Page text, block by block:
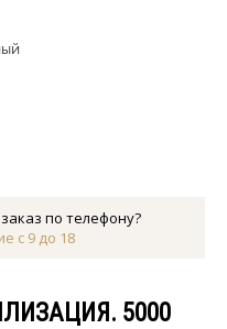
по телефону?
с 9 до 18
5000